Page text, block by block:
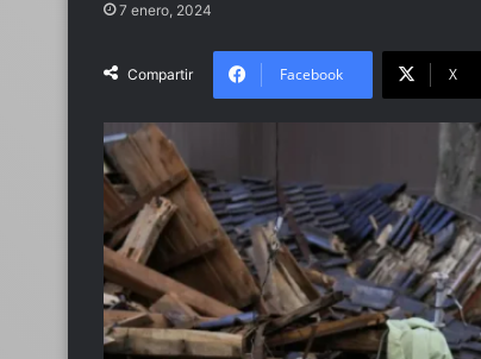
7 enero, 2024
Compartir Facebook X